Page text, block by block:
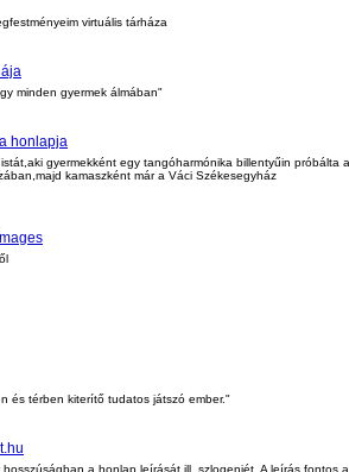
virtuális tárháza
minden gyermek álmában"
honlapja
gyermekként egy tangóharmónika billentyűin próbálta a
kamaszként már a Váci Székesegyház
és térben kiterítő tudatos játszó ember."
a honlap leírását ill. szlogenjét. A leírás fontos a